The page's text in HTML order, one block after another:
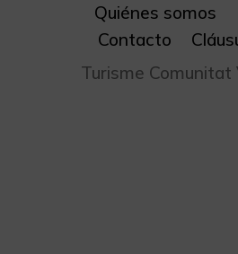
Quiénes somos
Contacto
Turisme Comunitat